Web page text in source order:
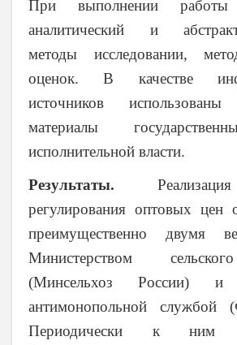
При выполнении работы
аналитический и
методы исследовании,
оценок.
В качестве
источников использованы
материалы
исполнительной власти.
Результаты.
регулирования оптовых цен
преимущественно двумя
Министерством
(Минсельхоз России) и
антимонопольной службой
Периодически к ним